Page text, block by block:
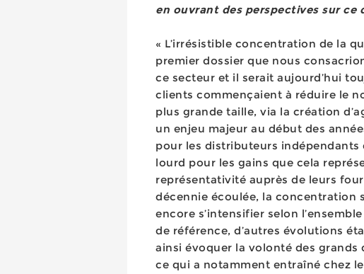
en ouvrant des perspectives sur ce
« L’irrésistible concentration de la
premier dossier que nous
ce secteur et il serait aujourd’hui
clients commençaient à réduire le
plus grande taille, via la création
un enjeu majeur au début des
pour les distributeurs indépendants
lourd pour les gains que cela
représentativité auprès de leurs
décennie écoulée, la concentration
encore s’intensifier selon
de référence, d’autres évolutions
ainsi évoquer la volonté des grands
ce qui a notamment entraîné chez